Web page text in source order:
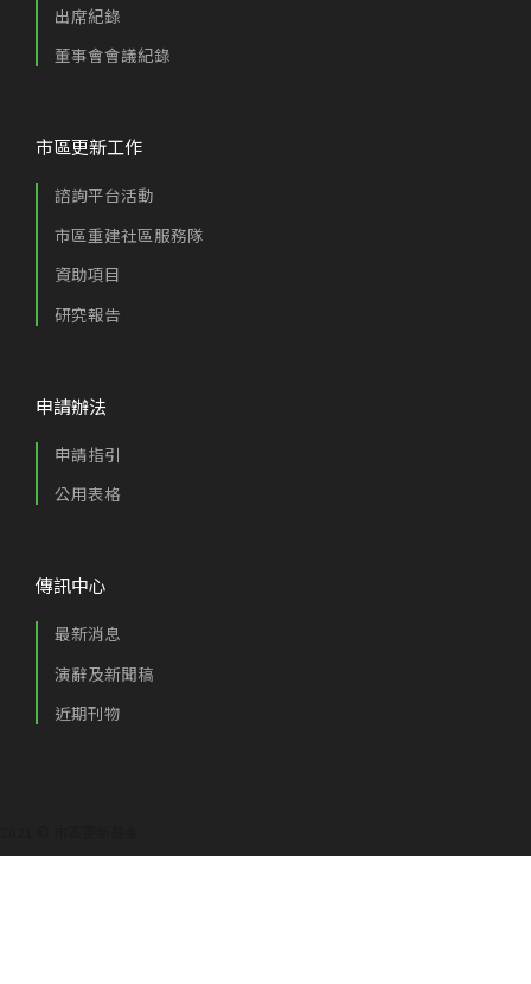
出席紀錄
董事會會議紀錄
市區更新工作
諮詢平台活動
市區重建社區服務隊
資助項目
研究報告
申請辦法
申請指引
公用表格
傳訊中心
最新消息
演辭及新聞稿
近期刊物